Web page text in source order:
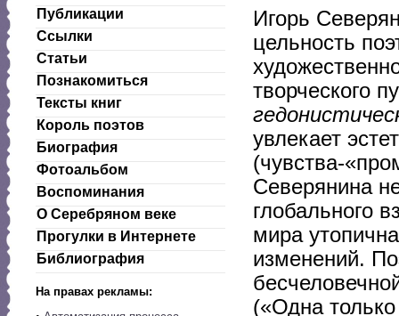
Публикации
Ссылки
Статьи
Познакомиться
Тексты книг
Король поэтов
Биография
Фотоальбом
Воспоминания
О Серебряном веке
Прогулки в Интернете
Библиография
На правах рекламы:
Игорь
цельность
творческого
увлекает
(чувства-
Северянина
глобального
мира
изменений.
(«Одна